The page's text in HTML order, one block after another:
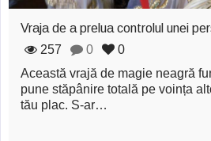
Uimitoarea viaţă a
Teresei Neumann
Derba, un oraş
misterios vizitat şi
Vraja de a prelua controlul unei
257
0
0
Această vrajă de magie neagră
pune stăpânire totală pe voința
tău plac. S-ar…